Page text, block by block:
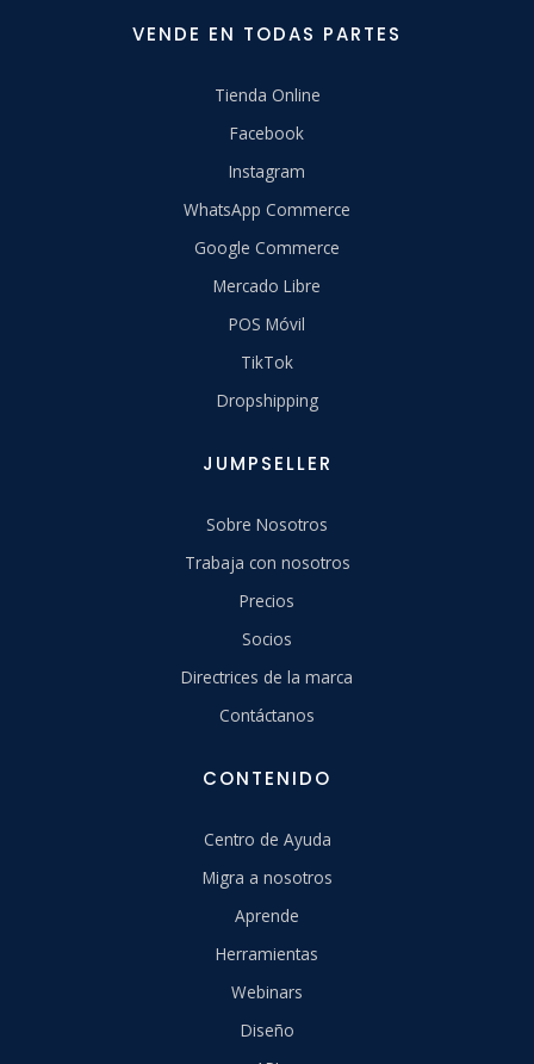
VENDE EN TODAS PARTES
Tienda Online
Facebook
Instagram
WhatsApp Commerce
Google Commerce
Mercado Libre
POS Móvil
TikTok
Dropshipping
JUMPSELLER
Sobre Nosotros
Trabaja con nosotros
Precios
Socios
Directrices de la marca
Contáctanos
CONTENIDO
Centro de Ayuda
Migra a nosotros
Aprende
Herramientas
Webinars
Diseño